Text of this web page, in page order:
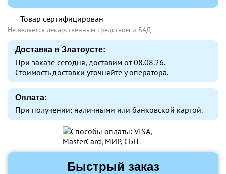
Товар сертифицирован
Не является лекарственным средством и БАД
Доставка в Златоусте:
При заказе сегодня, доставим от 08.08.26.
Стоимость доставки уточняйте у оператора.
Оплата:
При получении: наличными или банковской картой.
Быстрый заказ